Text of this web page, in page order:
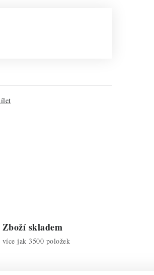
Zboží skladem
více jak 3500 položek